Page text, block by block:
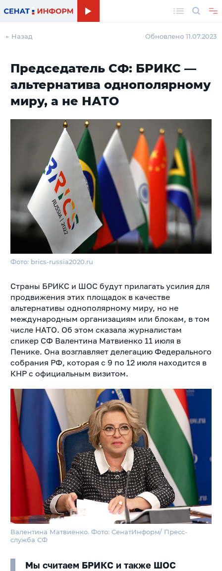
← Назад Обновлено 11.07.2023
Председатель СФ: БРИКС —
альтернатива однополярному
миру, а не НАТО
Фото: brics-russia2020.ru
Страны БРИКС и ШОС будут прилагать усилия для
продвижения этих площадок в качестве
альтернативы однополярному миру, но не
международным организациям или блокам, в том
числе НАТО. Об этом сказала журналистам
спикер СФ Валентина Матвиенко 11 июля в
Пенике. Она возглавляет делегацию Федерального
собрания РФ, которая с 9 по 12 июля находится в
КНР с официальным визитом.
Валентина Матвиенко. Фото: СенатИнформ/ Пресс-
служба СФ
Мы считаем БРИКС и также ШОС